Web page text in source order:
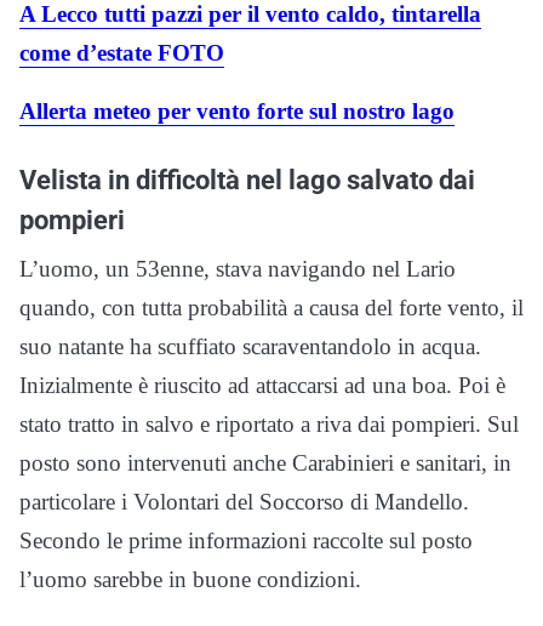
A Lecco tutti pazzi per il vento caldo, tintarella
come d’estate FOTO
Allerta meteo per vento forte sul nostro lago
Velista in difficoltà nel lago salvato dai
pompieri
L’uomo, un 53enne, stava navigando nel Lario
quando, con tutta probabilità a causa del forte vento, il
suo natante ha scuffiato scaraventandolo in acqua.
Inizialmente è riuscito ad attaccarsi ad una boa. Poi è
stato tratto in salvo e riportato a riva dai pompieri. Sul
posto sono intervenuti anche Carabinieri e sanitari, in
particolare i Volontari del Soccorso di Mandello.
Secondo le prime informazioni raccolte sul posto
l’uomo sarebbe in buone condizioni.